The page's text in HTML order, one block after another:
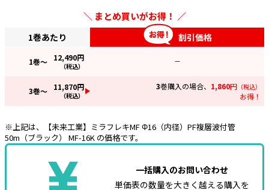
まとめ買いがお得！
1巻あたり 割引価格
1巻～ 12,490円
（税込）
—
3巻～ 11,870円
（税込）
3巻購入の場合、 1,860円 （税込）
お得！
※上記は、【未来工業】ミラフレキMF Φ16（内径）PF複層波付管
50m（ブラック） MF-16K の価格です。
一括購入のお問い合わせ
単価表の数量を大きく越える購入を